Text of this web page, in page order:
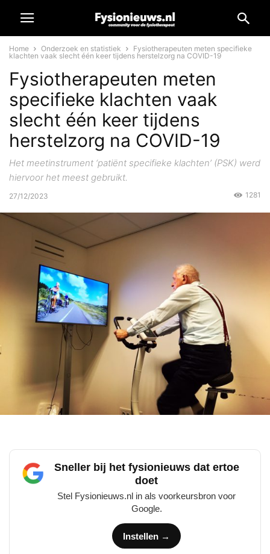
Home Onderzoek en statistiek
Fysiotherapeuten meten specifieke
klachten vaak slecht één keer tijdens herstelzorg na COVID-19
Fysiotherapeuten meten
specifieke klachten vaak
slecht één keer tijdens
herstelzorg na COVID-19
Het meetinstrument ‘patiënt specifieke klachten’ (PSK) werd
hiervoor het meest gebruikt.
27/12/2023 1281
Sneller bij het fysionieuws dat ertoe
doet
Stel Fysionieuws.nl in als voorkeursbron voor
Google.
Instellen →